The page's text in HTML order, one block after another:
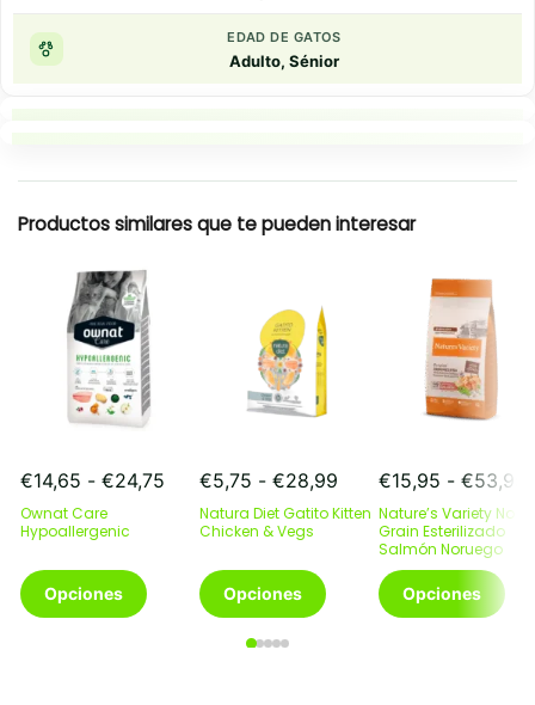
EDAD DE GATOS
Adulto, Sénior
Productos similares que te pueden interesar
€14,65 - €24,75 Rango
precios:
€14,65
hasta
€24,75
Ownat Care
Hypoallergenic
Opciones
Este
producto
€5,75 - €28,99 Rango
de
precios:
desde
€5,75
hasta
€28,99
Natura Diet Gatito Kitten
Chicken & Vegs
Opciones
Este
producto
múltiples
€15,95 - €53,95
Nature’s Variety No
Grain Esterilizado
Salmón Noruego
Opciones
Este
producto